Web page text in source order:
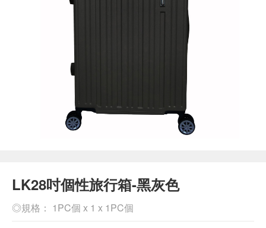
LK28吋個性旅行箱-黑灰色
◎規格： 1PC個 x 1 x 1PC個